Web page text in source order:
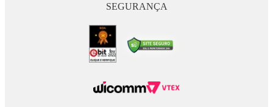
SEGURANÇA